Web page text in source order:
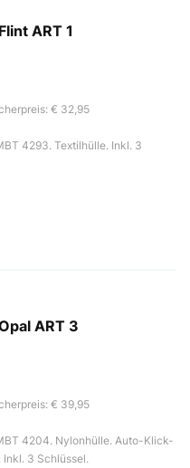
ART 1
€ 32,95
4293. Textilhülle. Inkl. 3
ART 3
€ 39,95
4204. Nylonhülle. Auto-Klick-
Inkl. 3 Schlüssel.